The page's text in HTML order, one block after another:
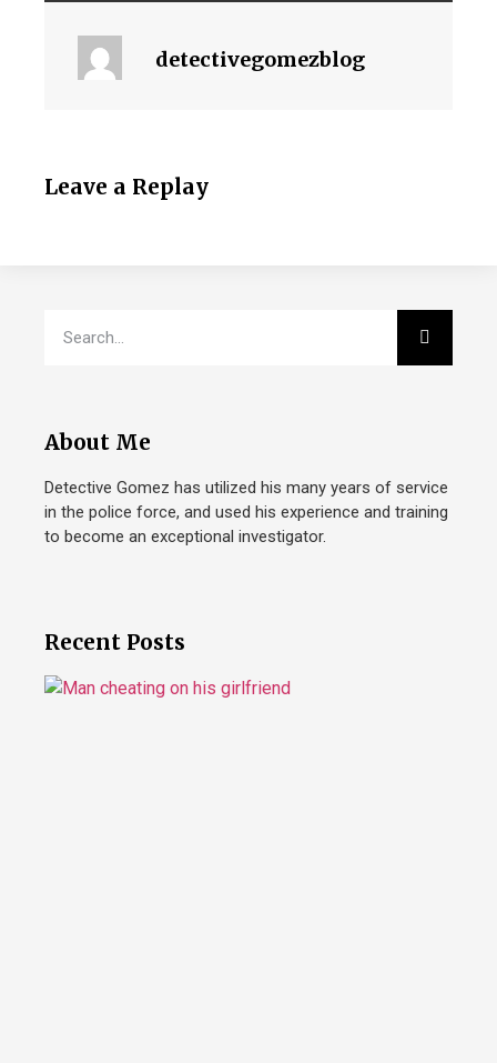
detectivegomezblog
Leave a Replay
About Me
Detective Gomez has utilized his many years of service
in the police force, and used his experience and training
to become an exceptional investigator.
Recent Posts